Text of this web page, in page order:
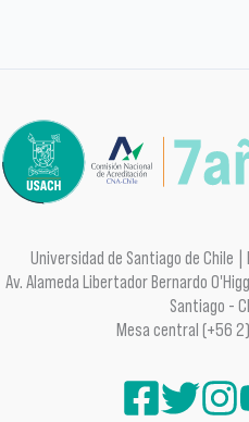
Universidad de Santiago de Chile
Av. Alameda Libertador Bernardo
Santiago -
Mesa central (+56